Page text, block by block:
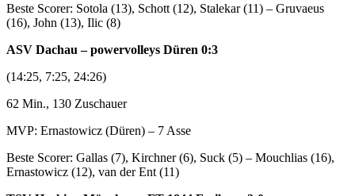
Beste Scorer: Sotola (13), Schott (12), Stalekar (11) – Gruvaeus
(16), John (13), Ilic (8)
ASV Dachau – powervolleys Düren 0:3
(14:25, 7:25, 24:26)
62 Min., 130 Zuschauer
MVP: Ernastowicz (Düren) – 7 Asse
Beste Scorer: Gallas (7), Kirchner (6), Suck (5) – Mouchlias (16),
Ernastowicz (12), van der Ent (11)